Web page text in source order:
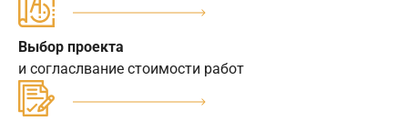
Выбор проекта
и согласлвание стоимости работ